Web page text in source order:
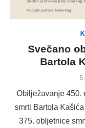
Svečano
Bartola
Obilježavanje 450.
smrti Bartola
375. obljetnice